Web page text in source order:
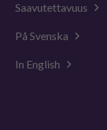
Saavutettavuus
På Svenska
In English